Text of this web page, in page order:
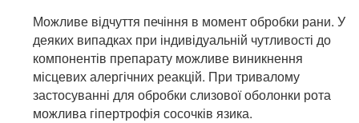
Можливе відчуття печіння в момент обробки рани. У
деяких випадках при індивідуальній чутливості до
компонентів препарату можливе виникнення
місцевих алергічних реакцій. При тривалому
застосуванні для обробки слизової оболонки рота
можлива гіпертрофія сосочків язика.